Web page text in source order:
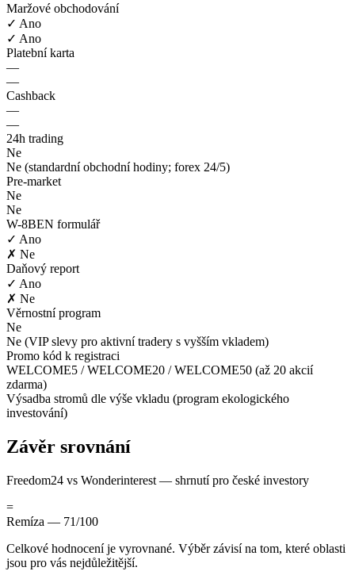
Maržové obchodování
✓ Ano
✓ Ano
Platební karta
—
—
Cashback
—
—
24h trading
Ne
Ne (standardní obchodní hodiny; forex 24/5)
Pre-market
Ne
Ne
W-8BEN formulář
✓ Ano
✗ Ne
Daňový report
✓ Ano
✗ Ne
Věrnostní program
Ne
Ne (VIP slevy pro aktivní tradery s vyšším vkladem)
Promo kód k registraci
WELCOME5 / WELCOME20 / WELCOME50 (až 20 akcií
zdarma)
Výsadba stromů dle výše vkladu (program ekologického
investování)
Závěr srovnání
Freedom24 vs Wonderinterest — shrnutí pro české investory
=
Remíza — 71/100
Celkové hodnocení je vyrovnané. Výběr závisí na tom, které oblasti
jsou pro vás nejdůležitější.